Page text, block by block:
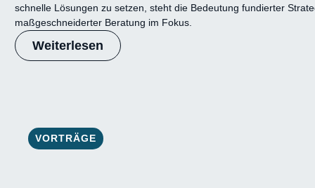
schnelle Lösungen zu setzen, steht die Bedeutung fundierter
maßgeschneiderter Beratung im Fokus.
Weiterlesen
VORTRÄGE